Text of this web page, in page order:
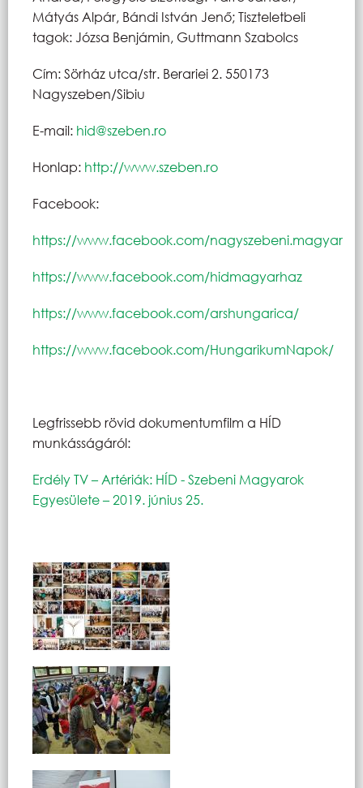
Mátyás Alpár, Bándi István Jenő; Tiszteletbeli
tagok: Józsa Benjámin, Guttmann Szabolcs
Cím: Sörház utca/str. Berariei 2. 550173
Nagyszeben/Sibiu
E-mail: hid@szeben.ro
Honlap: http://www.szeben.ro
Facebook:
https://www.facebook.com/nagyszebeni.magyar
https://www.facebook.com/hidmagyarhaz
https://www.facebook.com/arshungarica/
https://www.facebook.com/HungarikumNapok/
Legfrissebb rövid dokumentumfilm a HÍD
munkásságáról:
Erdély TV – Artériák: HÍD - Szebeni Magyarok
Egyesülete – 2019. június 25.